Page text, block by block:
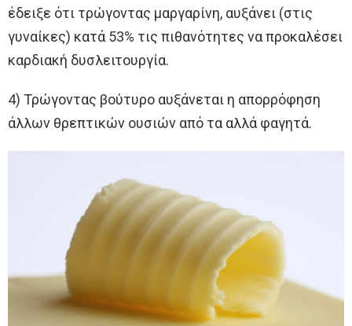
έδειξε ότι τρώγοντας μαργαρίνη, αυξάνει (στις
γυναίκες) κατά 53% τις πιθανότητες να προκαλέσει
καρδιακή δυσλειτουργία.
4) Τρώγοντας βούτυρο αυξάνεται η απορρόφηση
άλλων θρεπτικών ουσιών από τα αλλά φαγητά.